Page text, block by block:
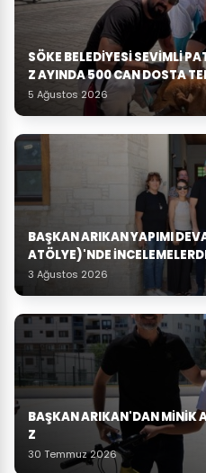
SÖKE BELEDIYESI SEVIMLI
Z AYINDA 500 CAN DOSTA
5 Ağustos 2026
BAŞKAN ARIKAN YAPIMI
ATÖLYE)'NDE
3 Ağustos 2026
BAŞKAN ARIKAN'DAN MINIK
Z
30 Temmuz 2026